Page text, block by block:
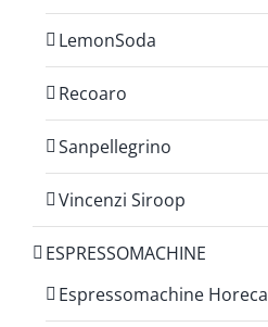
LemonSoda
Recoaro
Sanpellegrino
Vincenzi Siroop
ESPRESSOMACHINE
Espressomachine Horeca